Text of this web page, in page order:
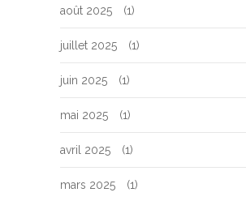
août 2025 (1)
juillet 2025 (1)
juin 2025 (1)
mai 2025 (1)
avril 2025 (1)
mars 2025 (1)